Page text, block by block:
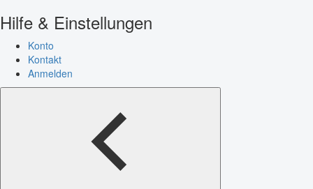
Hilfe & Einstellungen
Konto
Kontakt
Anmelden